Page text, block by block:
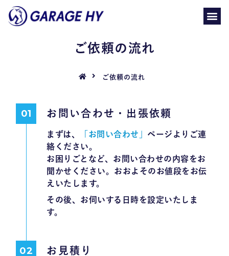
ご依頼の流れ
ご依頼の流れ
お問い合わせ・出張依頼
まずは、 「お問い合わせ」 ページよりご連
絡ください。
お困りごとなど、お問い合わせの内容をお
聞かせください。おおよそのお値段をお伝
えいたします。
その後、お伺いする日時を設定いたしま
す。
お見積り